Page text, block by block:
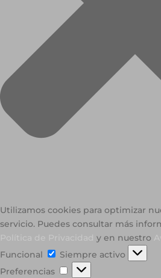
Utilizamos cookies para optimizar
servicio. Puedes consultar más
y en nuestro
Funcional
Funcional
Siempre activo
Preferencias
Preferencias